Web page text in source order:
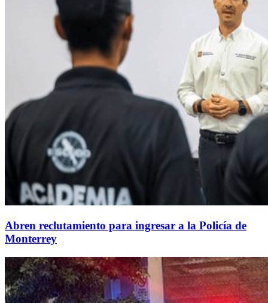
Abren reclutamiento para ingresar a la Policía de
Monterrey